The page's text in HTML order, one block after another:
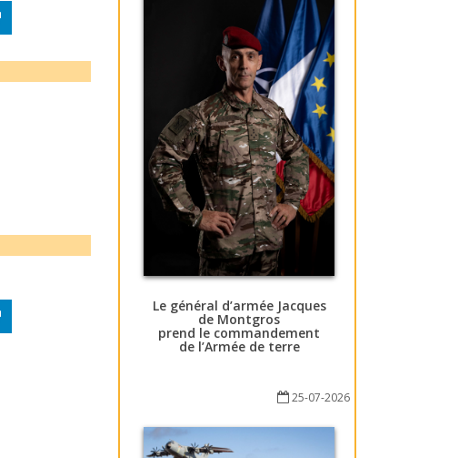
Le général d’armée Jacques
de Montgros
prend le commandement
de l’Armée de terre
25-07-2026